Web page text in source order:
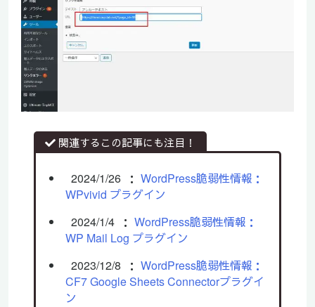
関連するこの記事にも注目！
2024/1/26 ： WordPress脆弱性情報：
WPvivid プラグイン
2024/1/4
： WordPress脆弱性情報：
WP Mail Log プラグイン
2023/12/8
： WordPress脆弱性情報：
CF7 Google Sheets Connectorプラグイ
ン